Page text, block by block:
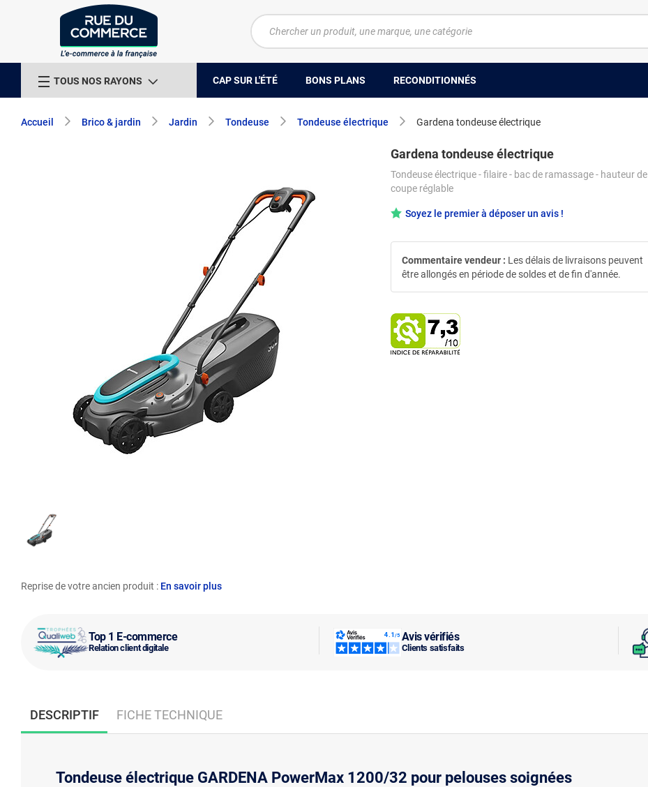
TOUS NOS RAYONS CAP SUR L'ÉTÉ BONS PLANS RECONDITIONNÉS
Accueil Brico & jardin Jardin Tondeuse Tondeuse électrique Gardena tondeuse électrique
Top 1 E-commerce
Relation client digitale
Avis vérifiés
Clients satisfaits
Reprise de votre ancien produit : En savoir plus
Gardena tondeuse électrique
Tondeuse électrique - filaire - bac de ramassage - hauteur de
coupe réglable
Soyez le premier à déposer un avis !
Commentaire vendeur : Les délais de livraisons peuvent
être allongés en période de soldes et de fin d'année.
DESCRIPTIF FICHE TECHNIQUE
Tondeuse électrique GARDENA PowerMax 1200/32 pour pelouses soignées